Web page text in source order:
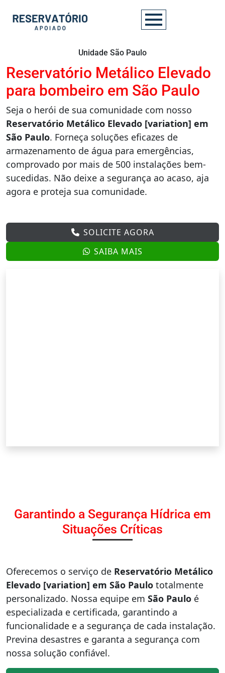
Unidade São Paulo
Reservatório Metálico Elevado
para bombeiro em São Paulo
Seja o herói de sua comunidade com nosso
Reservatório Metálico Elevado [variation] em
São Paulo. Forneça soluções eficazes de
armazenamento de água para emergências,
comprovado por mais de 500 instalações bem-
sucedidas. Não deixe a segurança ao acaso, aja
agora e proteja sua comunidade.
SOLICITE AGORA
SAIBA MAIS
Garantindo a Segurança Hídrica em
Situações Críticas
Oferecemos o serviço de Reservatório Metálico
Elevado [variation] em São Paulo totalmente
personalizado. Nossa equipe em São Paulo é
especializada e certificada, garantindo a
funcionalidade e a segurança de cada instalação.
Previna desastres e garanta a segurança com
nossa solução confiável.